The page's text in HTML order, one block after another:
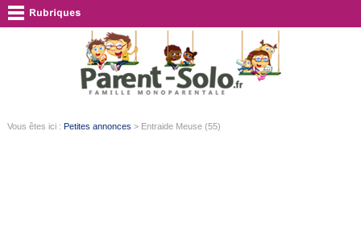
Vous êtes ici : Petites annonces > Entraide Meuse (55)